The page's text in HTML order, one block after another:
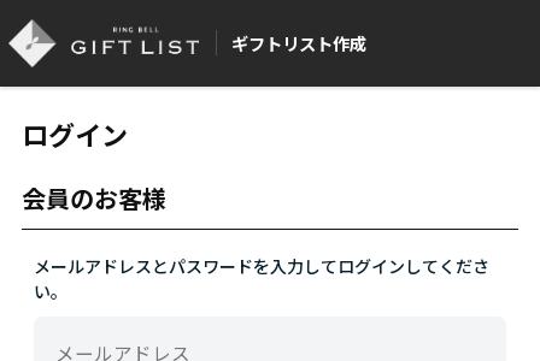
ギフトリスト作成
ログイン
会員のお客様
メールアドレスとパスワードを入力してログインしてくださ
い。